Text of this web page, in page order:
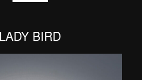
LADY BIRD